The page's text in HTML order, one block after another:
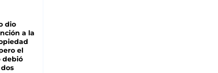
dio
a la
el
debió